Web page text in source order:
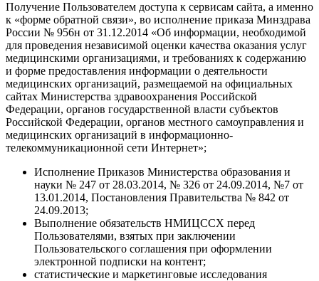
Получение Пользователем доступа к сервисам сайта, а именно
к «форме обратной связи», во исполнение приказа Минздрава
России № 956н от 31.12.2014 «Об информации, необходимой
для проведения независимой оценки качества оказания услуг
медицинскими организациями, и требованиях к содержанию
и форме предоставления информации о деятельности
медицинских организаций, размещаемой на официальных
сайтах Министерства здравоохранения Российской
Федерации, органов государственной власти субъектов
Российской Федерации, органов местного самоуправления и
медицинских организаций в информационно-
телекоммуникационной сети Интернет»;
Исполнение Приказов Министерства образования и
науки № 247 от 28.03.2014, № 326 от 24.09.2014, №7 от
13.01.2014, Постановления Правительства № 842 от
24.09.2013;
Выполнение обязательств НМИЦССХ перед
Пользователями, взятых при заключении
Пользовательского соглашения при оформлении
электронной подписки на контент;
статистические и маркетинговые исследования